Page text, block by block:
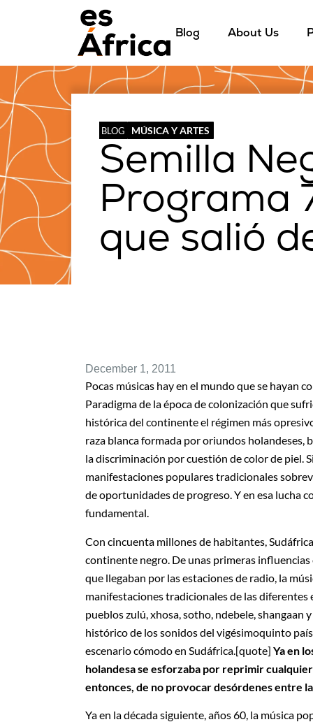
Blog About Us
BLOG MÚSICA Y ARTES
Semilla
Programa
que salió
December 1, 2011
Pocas músicas hay en el mundo que se hayan
Paradigma de la época de colonización que
histórica del continente el régimen más
raza blanca formada por oriundos holandeses,
la discriminación por cuestión de color de piel.
manifestaciones populares tradicionales
de oportunidades de progreso. Y en esa lucha
fundamental.
Con cincuenta millones de habitantes,
continente negro. De unas primeras
que llegaban por las estaciones de radio, la
manifestaciones tradicionales de las
pueblos zulú, xhosa, sotho, ndebele,
histórico de los sonidos del vigésimoquinto
escenario cómodo en Sudáfrica.[quote] Ya en
holandesa se esforzaba por reprimir
entonces, de no provocar desórdenes entre
Ya en la década siguiente, años 60, la música